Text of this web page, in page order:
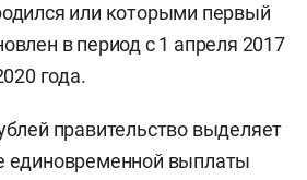
или которыми первый
в период с 1 апреля 2017
года.
правительство выделяет
единовременной выплаты